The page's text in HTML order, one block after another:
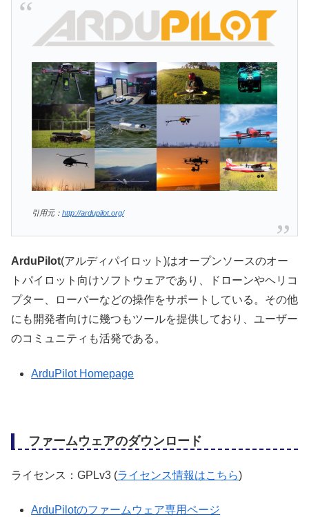
引用元： http://ardupilot.org/
ArduPilot(アルディパイロット)はオープンソースのオー
トパイロット向けソフトウェアであり、ドローンやヘリコ
プター、ローバーなどの操作をサポートしている。その他
にも開発者向けに幾つもツールを提供しており、ユーザー
のコミュニティも活発である。
ArduPilot Homepage
ファームウェアのダウンロード
ライセンス：GPLv3 (ライセンス情報はこちら)
ArduPilotのファームウェア専用ページ